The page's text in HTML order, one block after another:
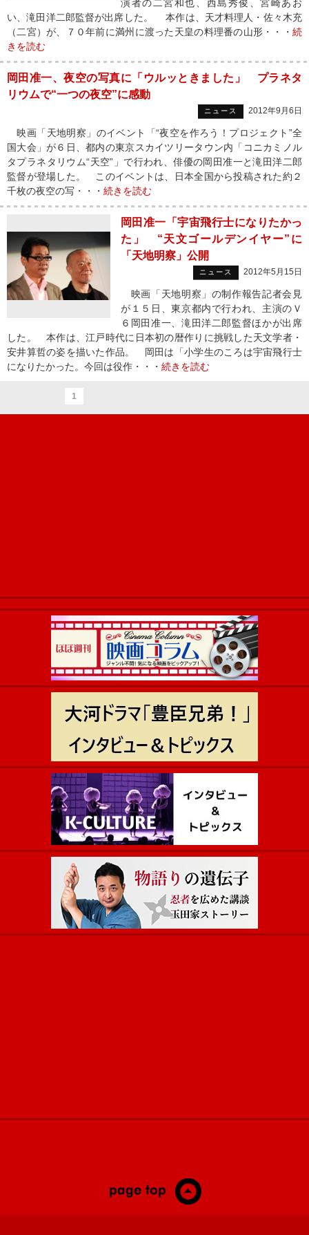
演者の二宮和也、西島秀俊、宮崎あお
い、滝田洋二郎監督が出席した。 本作は、天才料理人・佐々木充
（二宮）が、７０年前に満州に渡った天皇の料理番の山形・・・ 続
きを読む
岡田准一、夜空の写真に「ウルッときました」 プラネタ
リウムで“一つの夜空”に感動
ニュース 2012年9月6日
映画「天地明察」のイベント「“夜空を作ろう！プロジェクト”全
国大会」が６日、都内の東京スカイツリータウン内「コニカミノル
タプラネタリウム“天空”」で行われ、俳優の岡田准一と滝田洋二郎
監督が登場した。 このイベントは、日本全国から投稿された約２
千枚の夜空の写・・・ 続きを読む
岡田准一「宇宙飛行士になりたかっ
た」 “天文ゴールデンイヤー”に
「天地明察」公開
ニュース 2012年5月15日
映画「天地明察」の制作報告記者会見
が１５日、東京都内で行われ、主演のＶ
６岡田准一、滝田洋二郎監督ほかが出席
した。 本作は、江戸時代に日本初の暦作りに挑戦した天文学者・
安井算哲の姿を描いた作品。 岡田は「小学生のころは宇宙飛行士
になりたかった。今回は役作・・・ 続きを読む
1